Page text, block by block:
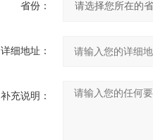
省份：
详细地址：
补充说明：